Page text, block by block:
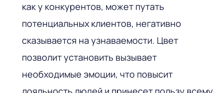
как у конкурентов, может путать
потенциальных клиентов, негативно
сказывается на узнаваемости. Цвет
позволит установить вызывает
необходимые эмоции, что повысит